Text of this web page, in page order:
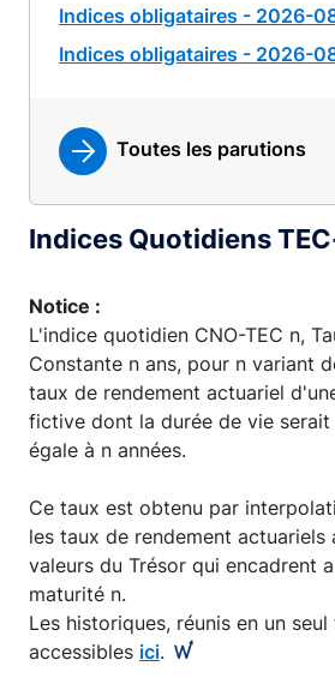
Indices obligataires - 2026-
Indices obligataires - 2026-
Toutes les parutions
Indices Quotidiens
Notice :
L'indice quotidien CNO-TEC n,
Constante n ans, pour n variant
taux de rendement actuariel
fictive dont la durée de vie serait
égale à n années.
Ce taux est obtenu par
les taux de rendement actuariels
valeurs du Trésor qui encadrent
maturité n.
Les historiques, réunis en un
accessibles ici.